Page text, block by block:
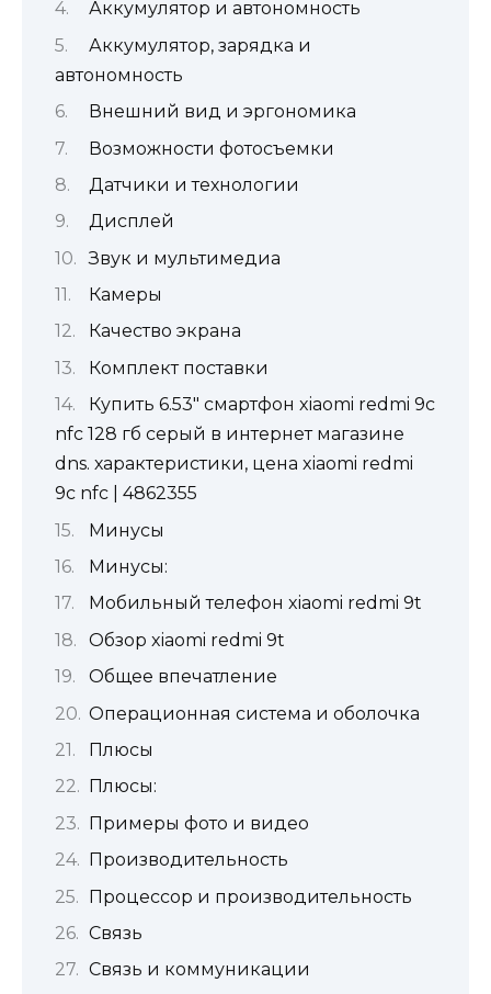
Аккумулятор и автономность
Аккумулятор, зарядка и
автономность
Внешний вид и эргономика
Возможности фотосъемки
Датчики и технологии
Дисплей
Звук и мультимедиа
Камеры
Качество экрана
Комплект поставки
Купить 6.53" смартфон xiaomi redmi 9c
nfc 128 гб серый в интернет магазине
dns. характеристики, цена xiaomi redmi
9c nfc | 4862355
Минусы
Минусы:
Мобильный телефон xiaomi redmi 9t
Обзор xiaomi redmi 9t
Общее впечатление
Операционная система и оболочка
Плюсы
Плюсы:
Примеры фото и видео
Производительность
Процессор и производительность
Связь
Связь и коммуникации